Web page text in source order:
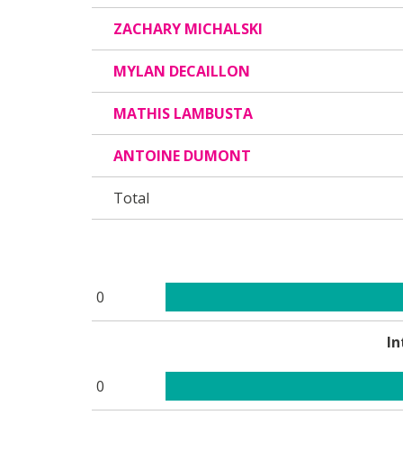
ZACHARY MICHALSKI
MYLAN DECAILLON
MATHIS LAMBUSTA
ANTOINE DUMONT
Total
0
0